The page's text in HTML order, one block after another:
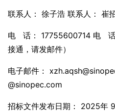
联系人： 徐子浩 联系人： 崔
电 话： 17755600714 电
接通，请发邮件）
电子邮件：
@sinopec.com
招标文件发布日期： 2025年